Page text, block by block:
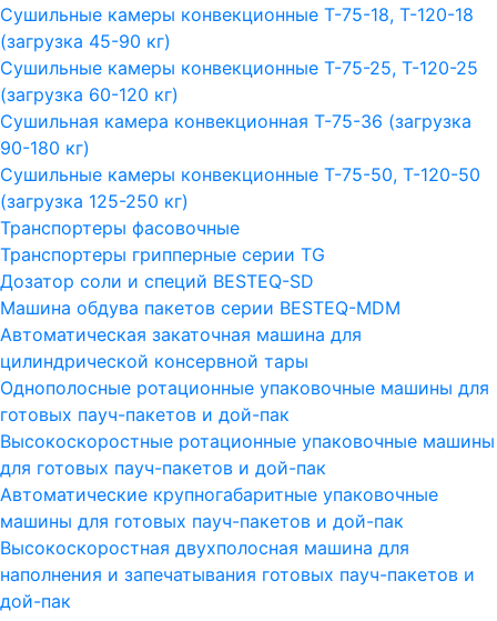
Сушильные камеры конвекционные Т-75-18, Т-120-18
(загрузка 45-90 кг)
Сушильные камеры конвекционные Т-75-25, Т-120-25
(загрузка 60-120 кг)
Сушильная камера конвекционная Т-75-36 (загрузка
90-180 кг)
Сушильные камеры конвекционные Т-75-50, Т-120-50
(загрузка 125-250 кг)
Транспортеры фасовочные
Транспортеры грипперные серии TG
Дозатор соли и специй BESTEQ-SD
Машина обдува пакетов серии ВESTEQ-MDM
Автоматическая закаточная машина для
цилиндрической консервной тары
Однополосные ротационные упаковочные машины для
готовых пауч-пакетов и дой-пак
Высокоскоростные ротационные упаковочные машины
для готовых пауч-пакетов и дой-пак
Автоматические крупногабаритные упаковочные
машины для готовых пауч-пакетов и дой-пак
Высокоскоростная двухполосная машина для
наполнения и запечатывания готовых пауч-пакетов и
дой-пак